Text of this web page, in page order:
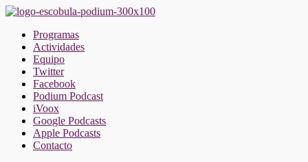
Saltar
contenidoProgramas
Actividades
Equipo
Twitter
Facebook
Podium Podcast
iVoox
Google Podcasts
Apple Podcasts
Contacto